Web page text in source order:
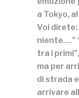
a Tokyo,
Voi direte:
niente….”
tra i
ma per
di strada
arrivare